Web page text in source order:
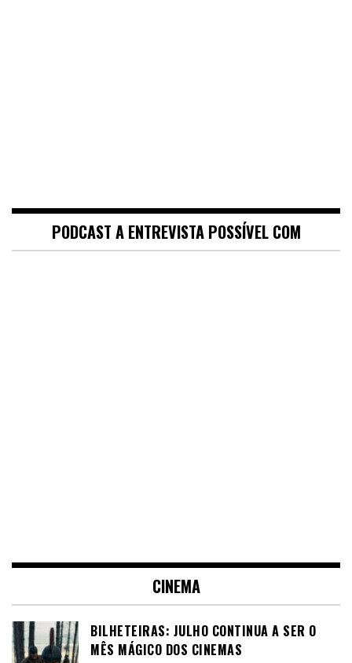
PODCAST A ENTREVISTA POSSÍVEL COM
CINEMA
BILHETEIRAS: JULHO CONTINUA A SER O
MÊS MÁGICO DOS CINEMAS